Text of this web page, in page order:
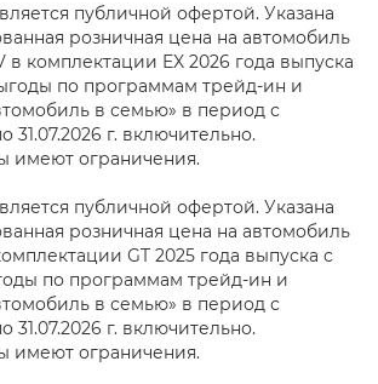
публичной офертой. Указана
розничная цена на автомобиль
в комплектации EX 2026 года выпуска
по программам трейд-ин и
в семью» в период с
31.07.2026 г. включительно.
имеют ограничения.
публичной офертой. Указана
розничная цена на автомобиль
GT 2025 года выпуска с
по программам трейд-ин и
в семью» в период с
31.07.2026 г. включительно.
имеют ограничения.